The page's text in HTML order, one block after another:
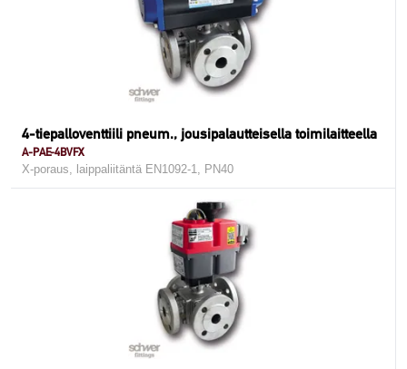
4-tiepalloventtiili pneum., jousipalautteisella toimilaitteella
A-PAE-4BVFX
X-poraus, laippaliitäntä EN1092-1, PN40